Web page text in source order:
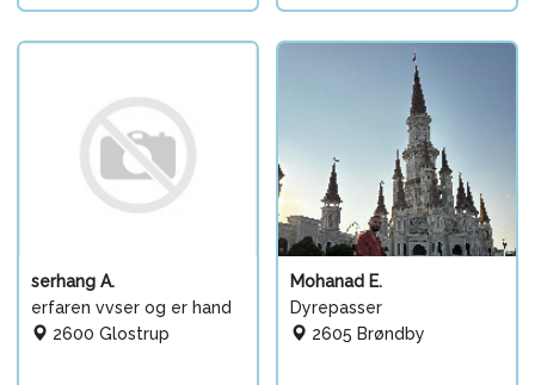
serhang A.
erfaren vvser og er hand
2600 Glostrup
Mohanad E.
Dyrepasser
2605 Brøndby